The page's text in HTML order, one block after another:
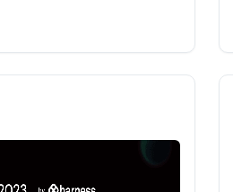
ジェクトに取り組んでい